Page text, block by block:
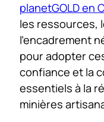
planetGOLD en
les ressources,
l’encadrement
pour adopter
confiance et la
essentiels à la
minières